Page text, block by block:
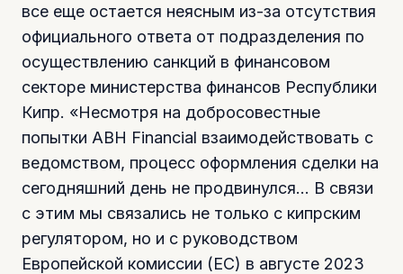
все еще остается неясным из-за отсутствия
официального ответа от подразделения по
осуществлению санкций в финансовом
секторе министерства финансов Республики
Кипр. «Несмотря на добросовестные
попытки ABH Financial взаимодействовать с
ведомством, процесс оформления сделки на
сегодняшний день не продвинулся… В связи
с этим мы связались не только с кипрским
регулятором, но и с руководством
Европейской комиссии (EC) в августе 2023